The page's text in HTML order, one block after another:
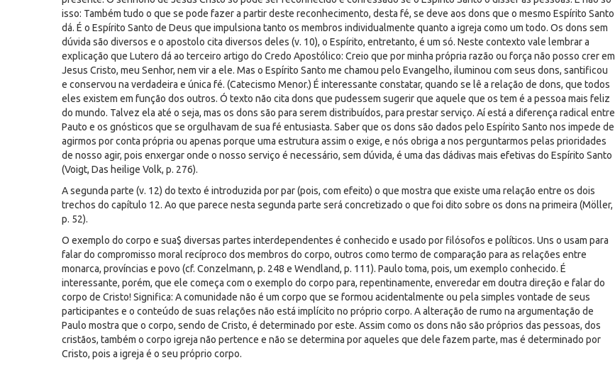
isso: Também tudo o que se pode fazer a partir deste reconhecimento, desta fé, se deve aos dons que o mesmo Espírito Santo
dá. É o Espírito Santo de Deus que impulsiona tanto os membros individualmente quanto a igreja como um todo. Os dons sem
dúvida são diversos e o apostolo cita diversos deles (v. 10), o Espírito, entretanto, é um só. Neste contexto vale lembrar a
explicação que Lutero dá ao terceiro artigo do Credo Apostólico: Creio que por minha própria razão ou força não posso crer em
Jesus Cristo, meu Senhor, nem vir a ele. Mas o Espírito Santo me chamou pelo Evangelho, iluminou com seus dons, santificou
e conservou na verdadeira e única fé. (Catecismo Menor.) É interessante constatar, quando se lê a relação de dons, que todos
eles existem em função dos outros. Ó texto não cita dons que pudessem sugerir que aquele que os tem é a pessoa mais feliz
do mundo. Talvez ela até o seja, mas os dons são para serem distribuídos, para prestar serviço. Aí está a diferença radical entre
Pauto e os gnósticos que se orgulhavam de sua fé entusiasta. Saber que os dons são dados pelo Espírito Santo nos impede de
agirmos por conta própria ou apenas porque uma estrutura assim o exige, e nós obriga a nos perguntarmos pelas prioridades
de nosso agir, pois enxergar onde o nosso serviço é necessário, sem dúvida, é uma das dádivas mais efetivas do Espírito Santo
(Voigt, Das heilige Volk, p. 276).
A segunda parte (v. 12) do texto é introduzida por par (pois, com efeito) o que mostra que existe uma relação entre os dois
trechos do capítulo 12. Ao que parece nesta segunda parte será concretizado o que foi dito sobre os dons na primeira (Möller,
p. 52).
O exemplo do corpo e sua$ diversas partes interdependentes é conhecido e usado por filósofos e políticos. Uns o usam para
falar do compromisso moral recíproco dos membros do corpo, outros como termo de comparação para as relações entre
monarca, províncias e povo (cf. Conzelmann, p. 248 e Wendland, p. 111). Paulo toma, pois, um exemplo conhecido. É
interessante, porém, que ele começa com o exemplo do corpo para, repentinamente, enveredar em doutra direção e falar do
corpo de Cristo! Significa: A comunidade não é um corpo que se formou acidentalmente ou pela simples vontade de seus
participantes e o conteúdo de suas relações não está implícito no próprio corpo. A alteração de rumo na argumentação de
Paulo mostra que o corpo, sendo de Cristo, é determinado por este. Assim como os dons não são próprios das pessoas, dos
cristãos, também o corpo igreja não pertence e não se determina por aqueles que dele fazem parte, mas é determinado por
Cristo, pois a igreja é o seu próprio corpo.